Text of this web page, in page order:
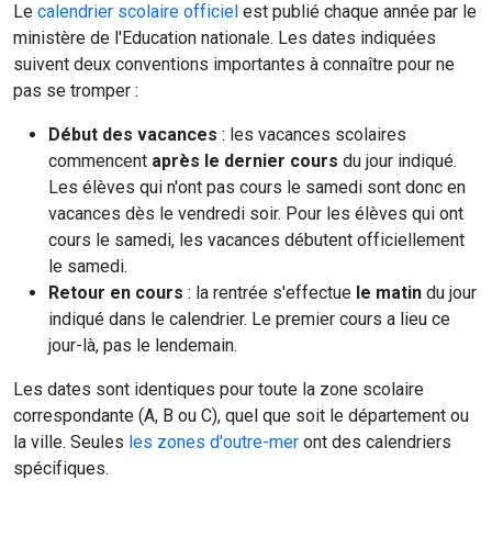
Le calendrier scolaire officiel est publié chaque année par le
ministère de l'Education nationale. Les dates indiquées
suivent deux conventions importantes à connaître pour ne
pas se tromper :
Début des vacances : les vacances scolaires
commencent après le dernier cours du jour indiqué.
Les élèves qui n'ont pas cours le samedi sont donc en
vacances dès le vendredi soir. Pour les élèves qui ont
cours le samedi, les vacances débutent officiellement
le samedi.
Retour en cours : la rentrée s'effectue le matin du jour
indiqué dans le calendrier. Le premier cours a lieu ce
jour-là, pas le lendemain.
Les dates sont identiques pour toute la zone scolaire
correspondante (A, B ou C), quel que soit le département ou
la ville. Seules les zones d'outre-mer ont des calendriers
spécifiques.